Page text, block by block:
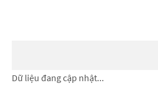
Dữ liệu đang cập nhật...